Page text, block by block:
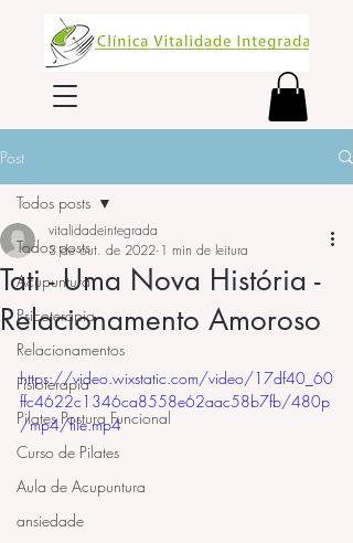
Post
Todos posts
Acupuntura
Psicoterapia
Relacionamentos
Fisioterapia
Pilates Postura Funcional
Curso de Pilates
Aula de Acupuntura
ansiedade
Todos posts
Tati - Uma Nova História -
Relacionamento Amoroso
vitalidadeintegrada
3 de out. de 2022 1 min de leitura
https://video.wixstatic.com/video/17df40_60
ffc4622c1346ca8558e62aac58b7fb/480p
/mp4/file.mp4